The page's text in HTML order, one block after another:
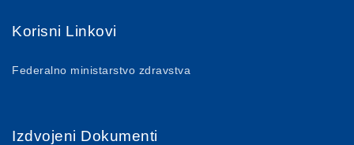
Korisni Linkovi
Federalno ministarstvo zdravstva
Izdvojeni Dokumenti